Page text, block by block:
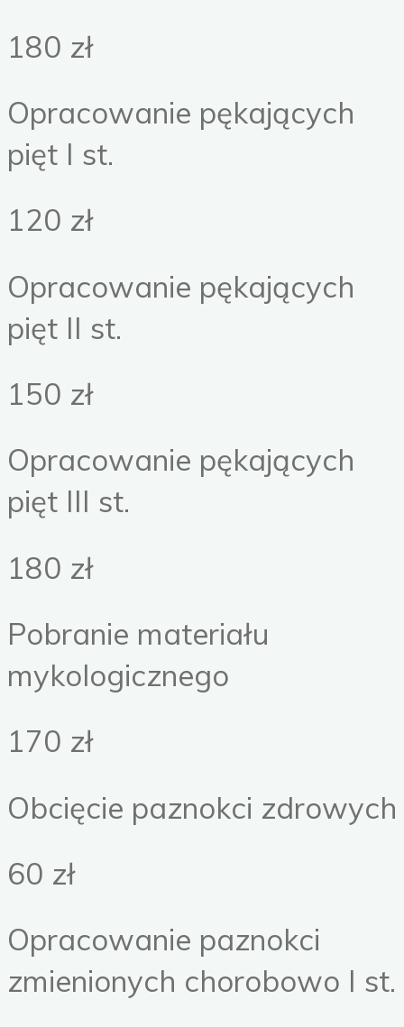
180 zł
Opracowanie pękających
pięt I st.
120 zł
Opracowanie pękających
pięt II st.
150 zł
Opracowanie pękających
pięt III st.
180 zł
Pobranie materiału
mykologicznego
170 zł
Obcięcie paznokci zdrowych
60 zł
Opracowanie paznokci
zmienionych chorobowo I st.